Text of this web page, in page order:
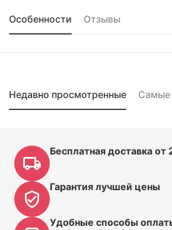
Особенности Отзывы
Недавно просмотренные Самые
Бесплатная доставка от
Гарантия лучшей цены
Удобные способы